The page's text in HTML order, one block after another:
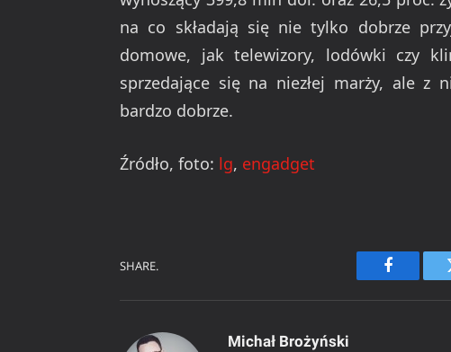
na co składają się nie tylko dobrze
domowe, jak telewizory, lodówki czy
sprzedające się na niezłej marży, ale z
bardzo dobrze.
Źródło, foto: lg, engadget
SHARE.
Facebook
Michał Brożyński